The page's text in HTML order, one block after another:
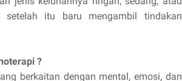
setelah itu baru mengambil tindakan
?
berkaitan dengan mental, emosi, dan